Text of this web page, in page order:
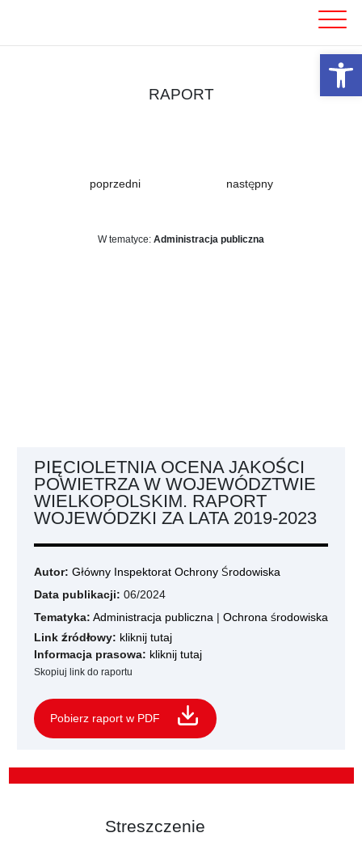
RAPORT
poprzedni następny
W tematyce: Administracja publiczna
PIĘCIOLETNIA OCENA JAKOŚCI
POWIETRZA W WOJEWÓDZTWIE
WIELKOPOLSKIM. RAPORT
WOJEWÓDZKI ZA LATA 2019-2023
Autor: Główny Inspektorat Ochrony Środowiska
Data publikacji: 06/2024
Tematyka: Administracja publiczna | Ochrona środowiska
Link źródłowy: kliknij tutaj
Informacja prasowa: kliknij tutaj
Skopiuj link do raportu
Pobierz raport w PDF
Streszczenie